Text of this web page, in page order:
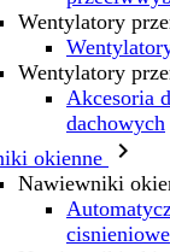
Wentylatory
Wentylatory
Akcesoria
dachowych
okienne

Nawiewniki
cisnieniowe